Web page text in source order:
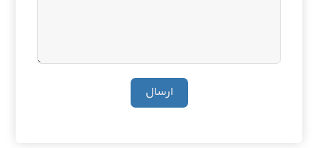
ارسال